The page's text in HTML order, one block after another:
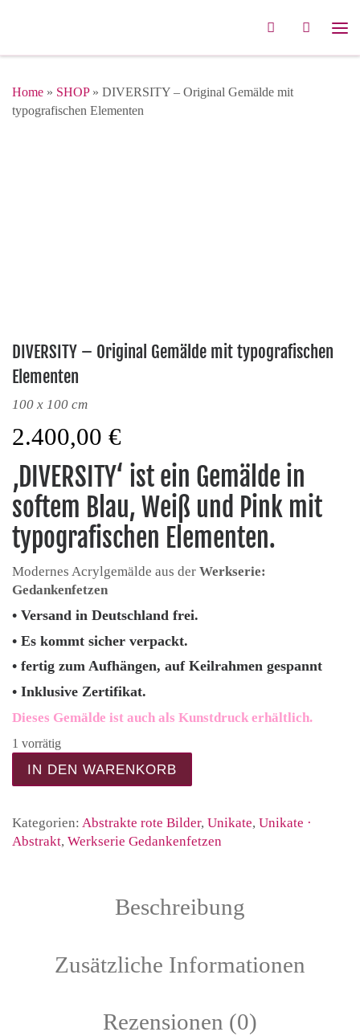
Search
Home » SHOP» DIVERSITY – Original Gemälde mit
typografischen Elementen
DIVERSITY – Original Gemälde mit typografischen
Elementen
100 x 100 cm
2.400,00 €
‚DIVERSITY‘ ist ein Gemälde in
softem Blau, Weiß und Pink mit
typografischen Elementen.
Modernes Acrylgemälde aus der Werkserie:
Gedankenfetzen
• Versand in Deutschland frei.
• Es kommt sicher verpackt.
• fertig zum Aufhängen, auf Keilrahmen gespannt
• Inklusive Zertifikat.
Dieses Gemälde ist auch als Kunstdruck erhältlich.
1 vorrätig
IN DEN WARENKORB
Kategorien: Abstrakte rote Bilder, Unikate, Unikate ·
Abstrakt, Werkserie Gedankenfetzen
Beschreibung
Zusätzliche Informationen
Rezensionen (0)